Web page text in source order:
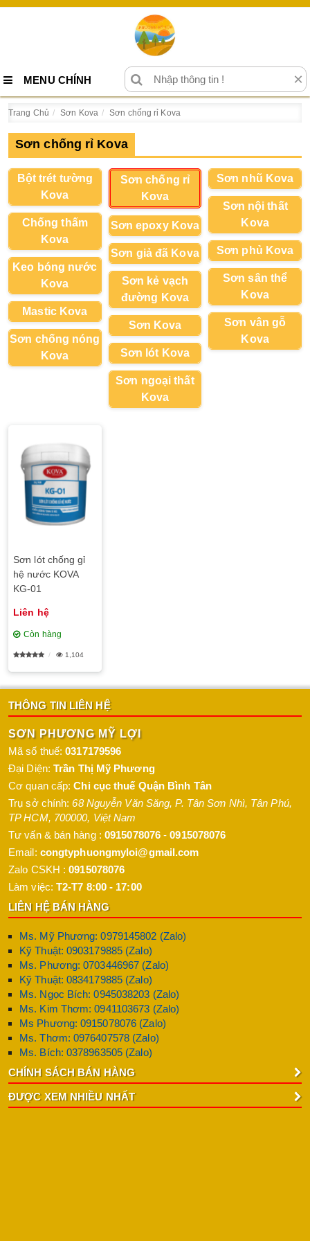
MENU CHÍNH ×
Trang Chủ Sơn Kova Sơn chống rỉ Kova
Sơn chống rỉ Kova
Bột trét tường
Kova
Chống thấm
Kova
Keo bóng nước
Kova
Mastic Kova
Sơn chống nóng
Kova
Sơn chống rỉ
Kova
Sơn epoxy Kova
Sơn giả đã Kova
Sơn kẻ vạch
đường Kova
Sơn Kova
Sơn lót Kova
Sơn ngoại thất
Kova
Sơn nhũ Kova
Sơn nội thất
Kova
Sơn phủ Kova
Sơn sân thể
Kova
Sơn vân gỗ
Kova
Sơn lót chống gỉ
hệ nước KOVA
KG-01
Liên hệ
Còn hàng
1,104
THÔNG TIN LIÊN HỆ
SƠN PHƯƠNG MỸ LỢI
Mã số thuế:0317179596
Đại Diện: Trần Thị Mỹ Phương
Cơ quan cấp:Chi cục thuế Quận Bình Tân
Trụ sở chính:68 Nguyễn Văn Săng, P. Tân Sơn Nhì, Tân Phú,
TP HCM, 700000, Việt Nam
Tư vấn & bán hàng : 0915078076 -0915078076
Email: congtyphuongmyloi@gmail.com
Zalo CSKH :0915078076
Làm việc: T2-T7 8:00 - 17:00
LIÊN HỆ BÁN HÀNG
Ms. Mỹ Phương: 0979145802 (Zalo)
Kỹ Thuật: 0903179885 (Zalo)
Ms. Phương: 0703446967 (Zalo)
Kỹ Thuật: 0834179885 (Zalo)
Ms. Ngọc Bích: 0945038203 (Zalo)
Ms. Kim Thơm: 0941103673 (Zalo)
Ms Phương: 0915078076 (Zalo)
Ms. Thơm: 0976407578 (Zalo)
Ms. Bích: 0378963505 (Zalo)
CHÍNH SÁCH BÁN HÀNG
ĐƯỢC XEM NHIỀU NHẤT